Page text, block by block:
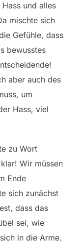
und alles
mischte sich
Gefühle, dass
bewusstes
aber auch des
um
Hass, viel
zu Wort
Wir müssen
Ende
sich zunächst
dass das
sei, wie
in die Arme.